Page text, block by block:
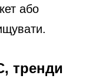
або
тренди